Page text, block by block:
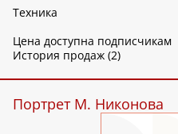
Техника
Цена доступна подписчикам
История продаж (2)
Портрет М. Никонова